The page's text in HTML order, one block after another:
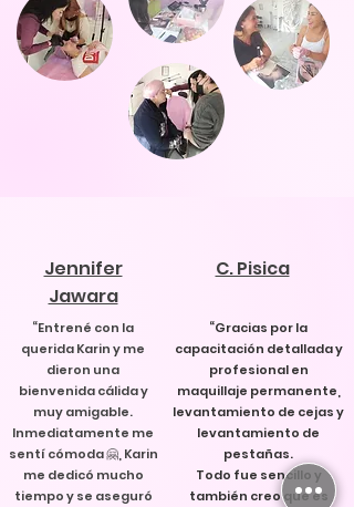
Jennifer
Jawara
“Entrené con la
querida Karin y me
dieron una
bienvenida cálida y
muy amigable.
Inmediatamente me
sentí cómoda 🤗, Karin
me dedicó mucho
tiempo y se aseguró
C. Pisica
“Gracias por la
capacitación detallada y
profesional en
maquillaje permanente,
levantamiento de cejas y
levantamiento de
pestañas.
Todo fue sencillo y
también creo que es